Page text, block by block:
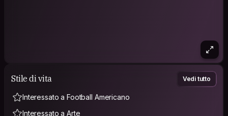
Stile di vita Vedi tutto
Interessato a Football Americano
Interessato a Arte